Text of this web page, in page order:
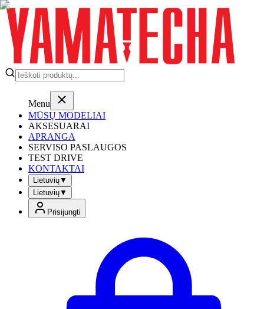
Menu
MŪSŲ MODELIAI
AKSESUARAI
APRANGA
SERVISO PASLAUGOS
TEST DRIVE
KONTAKTAI
Lietuvių▼
Lietuvių▼
Prisijungti